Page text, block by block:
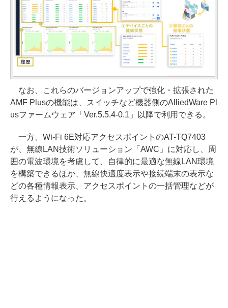
なお、これらのバージョンアップで強化・拡張された
AMF Plusの機能は、スイッチなど機器側のAlliedWare Pl
usファームウェア「Ver.5.5.4-0.1」以降で利用できる。
一方、Wi-Fi 6E対応アクセスポイントのAT-TQ7403
が、無線LAN技術ソリューション「AWC」に対応し、周
囲の電波環境を考慮して、自律的に最適な無線LAN環境
を構築できるほか、無線快適度表示や接続端末の表示な
どの各種情報表示、アクセスポイントの一括管理などが
行えるようになった。